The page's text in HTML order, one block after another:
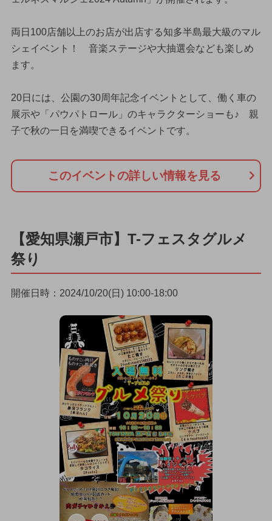
両日100店舗以上のお店が出店する知多半島最大級のマル
シェイベント！ 音楽ステージや大抽選会なども楽しめ
ます。
20日には、公園の30周年記念イベントとして、働く車の
展示や「パウパトロール」のキャラクターショーも♪ 親
子で秋の一日を満喫できるイベントです。
このイベントの詳しい情報を見る
【愛知県瀬戸市】T-フェスタグルメ
祭り
開催日時：2024/10/20(日) 10:00-18:00